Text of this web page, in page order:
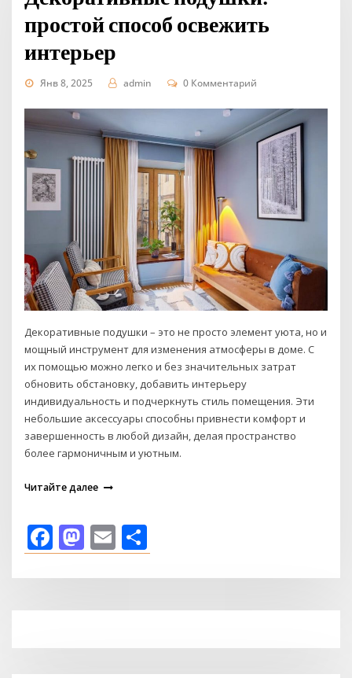
простой способ освежить
интерьер
Янв 8, 2025 admin 0 Комментарий
Декоративные подушки – это не просто элемент уюта, но и
мощный инструмент для изменения атмосферы в доме. С
их помощью можно легко и без значительных затрат
обновить обстановку, добавить интерьеру
индивидуальность и подчеркнуть стиль помещения. Эти
небольшие аксессуары способны привнести комфорт и
завершенность в любой дизайн, делая пространство
более гармоничным и уютным.
Читайте далее
Facebook
Mastodon
Email